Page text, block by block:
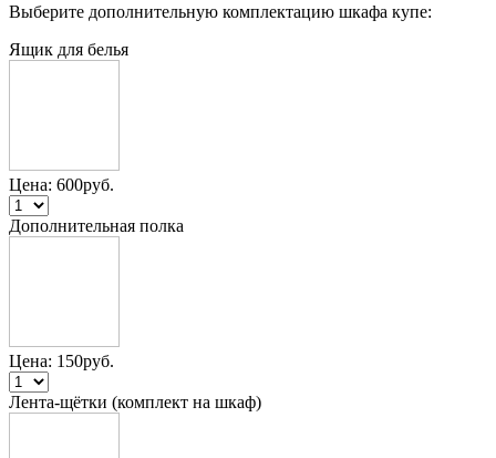
Выберите дополнительную комплектацию шкафа купе:
Ящик для белья
Цена: 600руб.
Дополнительная полка
Цена: 150руб.
Лента-щётки (комплект на шкаф)